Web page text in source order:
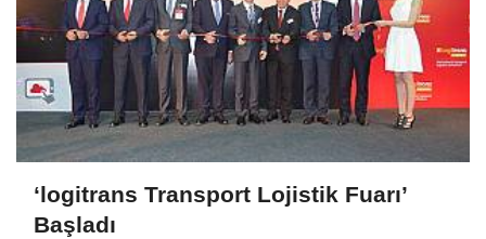
‘logitrans Transport Lojistik Fuarı’
Başladı